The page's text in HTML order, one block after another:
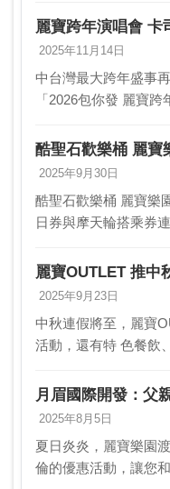
專案主打高CP值，一
驗…
麗寶跨年演唱會 卡
2025年11月14日
中台灣最大跨年盛事
「2026包你發 麗寶
滾樂團「美秀集團」
酷聖石歡樂桶 麗寶
2025年9月30日
酷聖石歡樂桶 麗寶樂
日券與摩天輪搭乘券
還有全新活動，不想
麗寶OUTLET 推中
2025年9月23日
中秋連假將至，麗寶
活動，還有特 色餐飲
250元優惠價，麗寶
月眉國際開發：父
2025年8月5日
夏日炎炎，麗寶樂園
倫的優惠活動，讓您